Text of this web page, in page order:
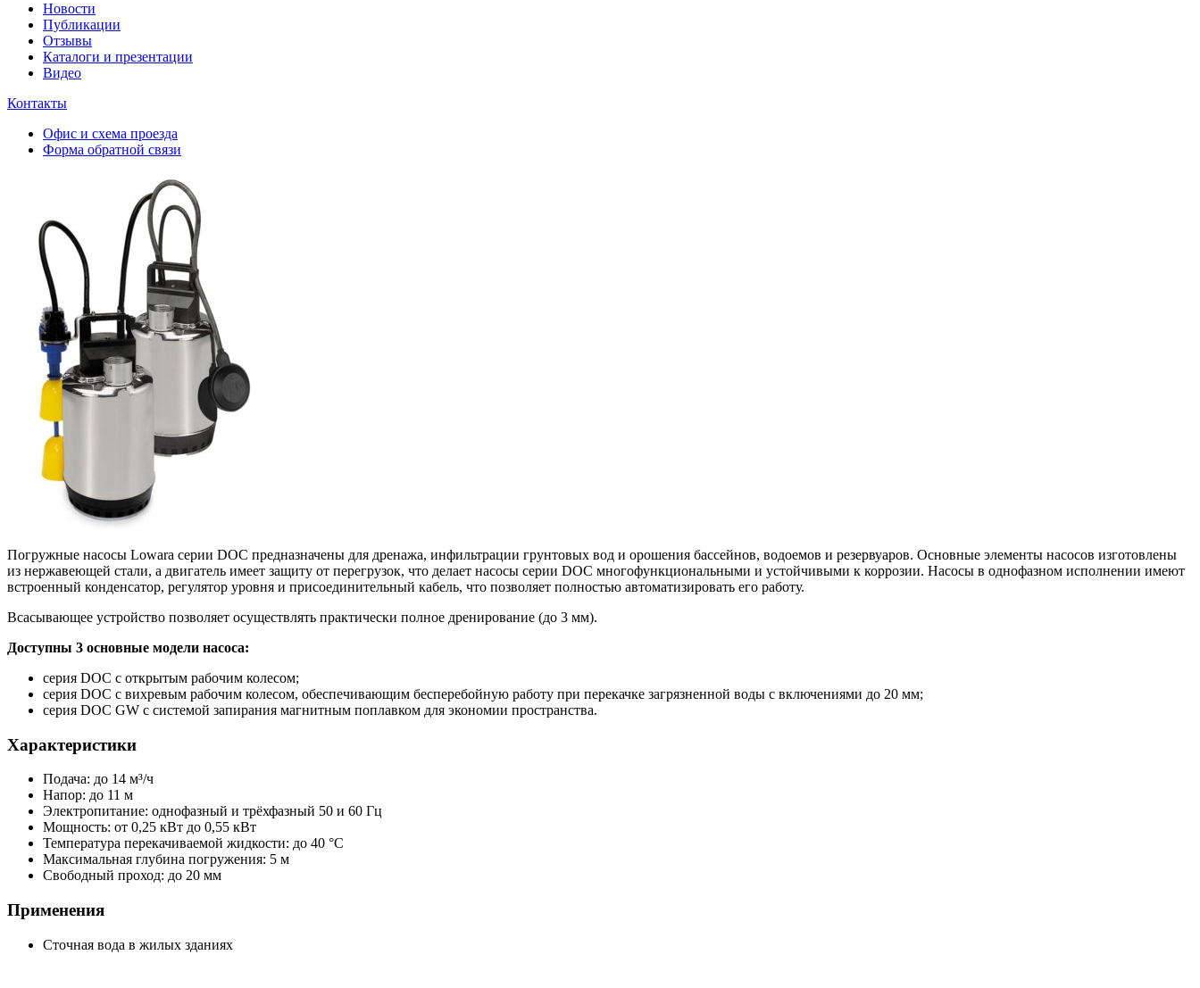
Новости
Публикации
Отзывы
Каталоги и презентации
Видео
Контакты
Офис и схема проезда
Форма обратной связи
Погружные насосы Lowara серии DOC предназначены для дренажа, инфильтрации грунтовых вод и орошения бассейнов, водоемов и резервуаров. Основные элементы насосов изготовлены
из нержавеющей стали, а двигатель имеет защиту от перегрузок, что делает насосы серии DOC многофункциональными и устойчивыми к коррозии. Насосы в однофазном исполнении имеют
встроенный конденсатор, регулятор уровня и присоединительный кабель, что позволяет полностью автоматизировать его работу.
Всасывающее устройство позволяет осуществлять практически полное дренирование (до 3 мм).
Доступны 3 основные модели насоса:
серия DOC c открытым рабочим колесом;
серия DOC c вихревым рабочим колесом, обеспечивающим бесперебойную работу при перекачке загрязненной воды с включениями до 20 мм;
серия DOC GW с системой запирания магнитным поплавком для экономии пространства.
Характеристики
Подача: до 14 м³/ч
Напор: до 11 м
Электропитание: однофазный и трёхфазный 50 и 60 Гц
Мощность: от 0,25 кВт до 0,55 кВт
Температура перекачиваемой жидкости: до 40 °C
Максимальная глубина погружения: 5 м
Свободный проход: до 20 мм
Применения
Сточная вода в жилых зданиях